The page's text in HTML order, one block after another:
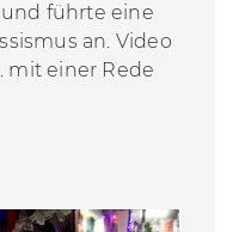
und führte eine
an. Video
mit einer Rede